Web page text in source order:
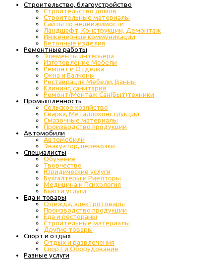
Строительство, благоустройство
Строительство домов
Строительные материалы
Сайты по недвижимости
Ландшафт, Конструкции, Демонтаж
Инженерные коммуникации
Бетонные изделия
Ремонтные работы
Элементы интерьера
Изготовление Мебели
Ремонт и Отделка
Окна и Балконы
Реставрация Мебели, Ванны
Клининг, санитария
Ремонт/Монтаж Сан(Быт)техники
Промышленность
Cельское хозяйство
Сварка, Металлоконструкции
Cмазочные материалы
Производство продукции
Автомобили
Автомобили
Эвакуатор, перевозки
Специалисты
Обучение
Творчество
Юридические услуги
Бухгалтеры и Риелторы
Медицина и Психология
Бьюти услуги
Еда и товары
Одежда, электротовары
Производство продукции
Еда и рестораны
Строительные материалы
Другие товары
Спорт и отдых
Отдых и развлечения
Спорт и Оборудование
Разные услуги